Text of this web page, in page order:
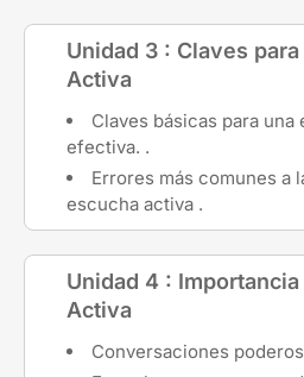
Unidad 3 : Claves
Activa
Claves básicas para una
efectiva. .
Errores más comunes a
escucha activa .
Unidad 4 :
Activa
Conversaciones